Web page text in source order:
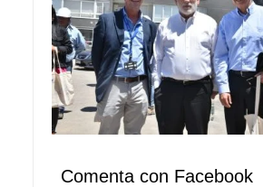
Comenta con Facebook